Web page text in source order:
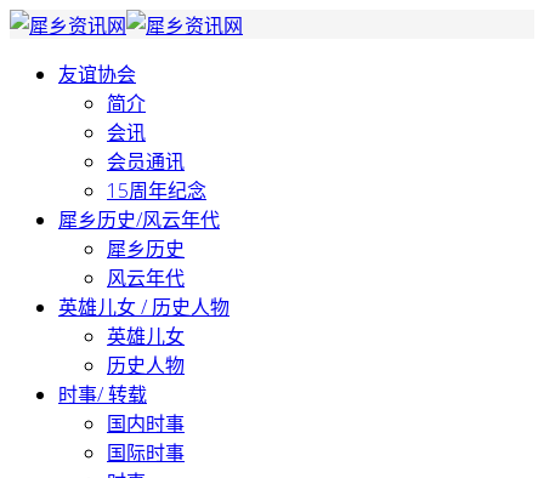
友谊协会
简介
会讯
会员通讯
15周年纪念
犀乡历史/风云年代
犀乡历史
风云年代
英雄儿女 / 历史人物
英雄儿女
历史人物
时事/ 转载
国内时事
国际时事